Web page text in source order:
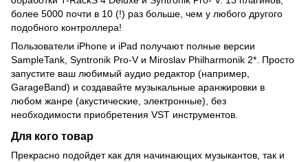
более 5000 почти в 10 (!) раз больше, чем у любого другого
подобного контроллера!
Пользователи iPhone и iPad получают полные версии
SampleTank, Syntronik Pro-V и Miroslav Philharmonik 2*. Просто
запустите ваш любимый аудио редактор (например,
GarageBand) и создавайте музыкальные аранжировки в
любом жанре (акустические, электронные), без
необходимости приобретения VST инструментов.
Для кого товар
Прекрасно подойдет как для начинающих музыкантов, так и